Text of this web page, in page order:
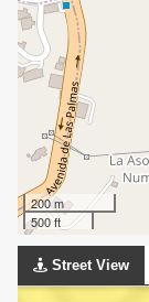
200 m
500 ft
Street View